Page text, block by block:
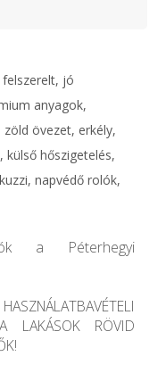
jó
anyagok,
övezet, erkély,
hőszigetelés,
napvédő rolók,
a Péterhegyi
A LAKÁSOK RÖVID